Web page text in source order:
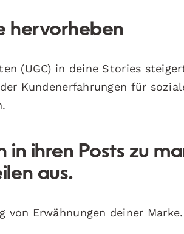
hervorheben
(UGC) in deine Stories
Kundenerfahrungen für
ihren Posts zu
aus.
von Erwähnungen deiner Marke.